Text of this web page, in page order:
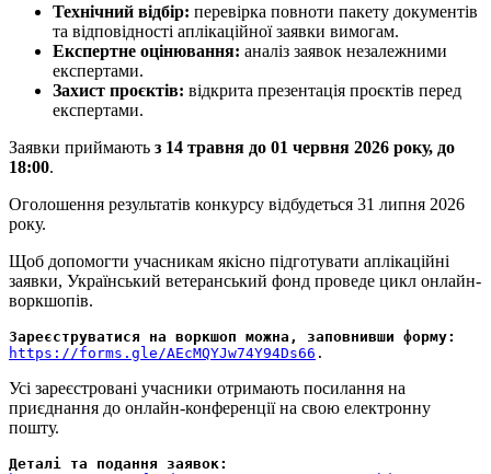
Технічний відбір: перевірка повноти пакету документів
та відповідності аплікаційної заявки вимогам.
Експертне оцінювання: аналіз заявок незалежними
експертами.
Захист проєктів: відкрита презентація проєктів перед
експертами.
Заявки приймають з 14 травня до 01 червня 2026 року, до
18:00.
Оголошення результатів конкурсу відбудеться 31 липня 2026
року.
Щоб допомогти учасникам якісно підготувати аплікаційні
заявки, Український ветеранський фонд проведе цикл онлайн-
воркшопів.
Зареєструватися на воркшоп можна, заповнивши форму:
https://forms.gle/AEcMQYJw74Y94Ds66 .
Усі зареєстровані учасники отримають посилання на
приєднання до онлайн-конференції на свою електронну
пошту.
Деталі та подання заявок: